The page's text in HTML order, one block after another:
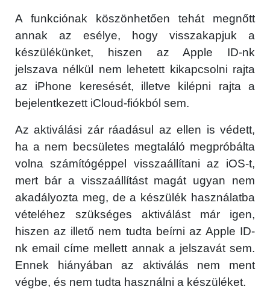
A funkciónak köszönhetően tehát megnőtt
annak az esélye, hogy visszakapjuk a
készülékünket, hiszen az Apple ID-nk
jelszava nélkül nem lehetett kikapcsolni rajta
az iPhone keresését, illetve kilépni rajta a
bejelentkezett iCloud-fiókból sem.
Az aktiválási zár ráadásul az ellen is védett,
ha a nem becsületes megtaláló megpróbálta
volna számítógéppel visszaállítani az iOS-t,
mert bár a visszaállítást magát ugyan nem
akadályozta meg, de a készülék használatba
vételéhez szükséges aktiválást már igen,
hiszen az illető nem tudta beírni az Apple ID-
nk email címe mellett annak a jelszavát sem.
Ennek hiányában az aktiválás nem ment
végbe, és nem tudta használni a készüléket.